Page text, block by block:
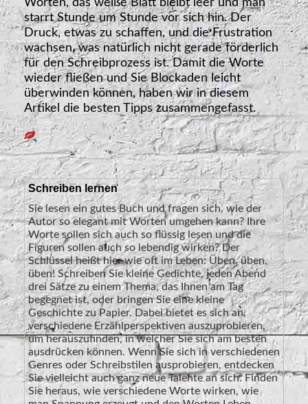
Worten, das weiße Blatt bleibt leer und man
starrt Stunde um Stunde vor sich hin. Der
Druck, etwas zu schaffen, und die Frustration
wachsen, was natürlich nicht gerade förderlich
für den Schreibprozess ist. Damit die Worte
wieder fließen und Sie Blockaden leicht
überwinden können, haben wir in diesem
Artikel die besten Tipps zusammengefasst.
Schreiben lernen
Sie lesen ein gutes Buch und fragen sich, wie der
Autor so elegant mit Worten umgehen kann? Ihre
Worte sollen sich auch so flüssig lesen und die
Figuren sollen auch so lebendig wirken? Der
Schlüssel heißt hier wie oft im Leben: Üben, üben,
üben! Schreiben Sie kleine Gedichte, jeden Abend
drei Sätze zu einem Thema, das Ihnen am Tag
begegnet ist, oder bringen Sie eine kleine
Geschichte zu Papier. Dabei bietet es sich an,
verschiedene Erzählperspektiven auszuprobieren,
um herauszufinden, in welcher Sie sich am besten
ausdrücken können. Wenn Sie sich in verschiedenen
Genres oder Schreibstilen ausprobieren, entdecken
Sie vielleicht auch ganz neue Talente an sich. Finden
Sie heraus, wie verschiedene Worte wirken, wie